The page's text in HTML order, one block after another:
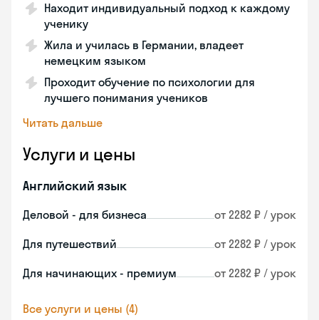
Находит индивидуальный подход к каждому
ученику
Жила и училась в Германии, владеет
немецким языком
Проходит обучение по психологии для
лучшего понимания учеников
Читать дальше
Услуги и цены
Английский язык
Деловой - для бизнеса от 2282 ₽ / урок
Для путешествий от 2282 ₽ / урок
Для начинающих - премиум от 2282 ₽ / урок
Все услуги и цены (4)